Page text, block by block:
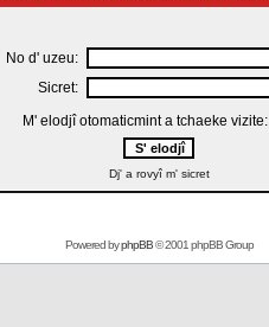
No d' uzeu:
Sicret:
M' elodjî otomaticmint a tchaeke vizite:
Dj' a rovyî m' sicret
Powered byphpBB© 2001 phpBB Group